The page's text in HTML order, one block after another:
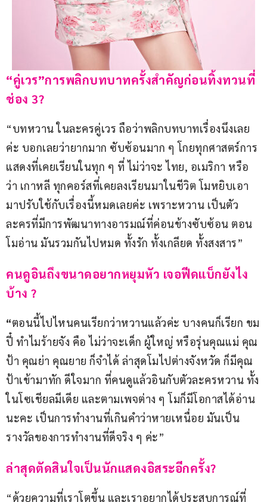
“คู่เวร”การพลิกบทบาทครั้งสำคัญก่อนทิ้งทวนที่
ช่อง 3?
“บทหวาน ในละครคู่เวร ถือว่าพลิกบทบาทเรื่องนึงเลย
ค่ะ บอกเลยว่ายากมาก ซับซ้อนมาก ๆ โกยทุกศาสตร์การ
แสดงที่เคยเรียนในทุก ๆ ที่ ไม่ว่าจะ ไทย, อเมริกา หรือ
ว่า เกาหลี ทุกคอร์สที่เคยลงเรียนมาในชีวิต โมหยิบเอา
มาปรับใช้กับเรื่องนี้หมดเลยค่ะ เพราะหวาน เป็นตัว
ละครที่มีการพัฒนาทางอารมณ์ที่ค่อนข้างซับซ้อน ตอน
โมอ่าน มันรวมกันไปหมด ทั้งรัก ทั้งเกลียด ทั้งสงสาร”
คนดูอินถึงขนาดอยากหยุมหัว เจอฟีดแบ็กยังไง
บ้าง ?
“ตอนนี้ไปไหนคนเรียกว่าหวานแล้วค่ะ บางคนก็เรียก ขม
ปี๋ ทำไมร้ายจัง คือ ไม่ว่าจะเด็ก ผู้ใหญ่ หรือรุ่นคุณแม่ คุณ
ป้า คุณย่า คุณยาย ก็จำได้ ล่าสุดโมไปต่างจังหวัด ก็มีคุณ
ป้าเข้ามาทัก ดีใจมาก ที่คนดูแล้วอินกับตัวละครหวาน ทั้ง
ในโซเชียลมีเดีย และตามเพจต่าง ๆ โมก็มีโอกาสได้อ่าน
นะคะ เป็นการทำงานที่เกินคำว่าหายเหนื่อย มันเป็น
รางวัลของการทำงานที่ดีจริง ๆ ค่ะ”
ล่าสุดตัดสินใจเป็นนักแสดงอิสระอีกครั้ง?
“ด้วยความที่เราโตขึ้น และเราอยากได้ประสบการณ์ที่